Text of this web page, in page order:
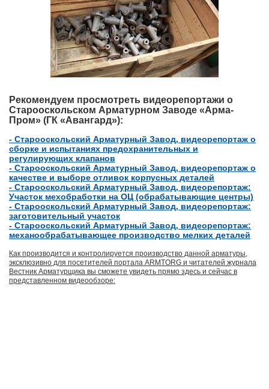
Рекомендуем просмотреть видеорепортажи о
Старооскольском Арматурном Заводе «Арма-
Пром» (ГК «Авангард»):
- Старооскольский Арматурный Завод, видеорепортаж о
сборке и испытаниях предохранительных и
регулирующих клапанов
- Старооскольский Арматурный Завод, видеорепортаж о
качестве и выборе отливок корпусных деталей
- Старооскольский Арматурный Завод, видеорепортаж:
Участок мехобработки на ОЦ (обрабатывающие центры)
- Старооскольский Арматурный Завод, видеорепортаж:
заготовительный участок
- Старооскольский Арматурный Завод, видеорепортаж:
механообрабатывающее производство мелких деталей
Как производится и контролируется производство данной арматуры,
эксклюзивно для посетителей портала ARMTORG и читателей журнала
Вестник Арматурщика вы сможете увидеть прямо здесь и сейчас в
представленном видеообзоре: